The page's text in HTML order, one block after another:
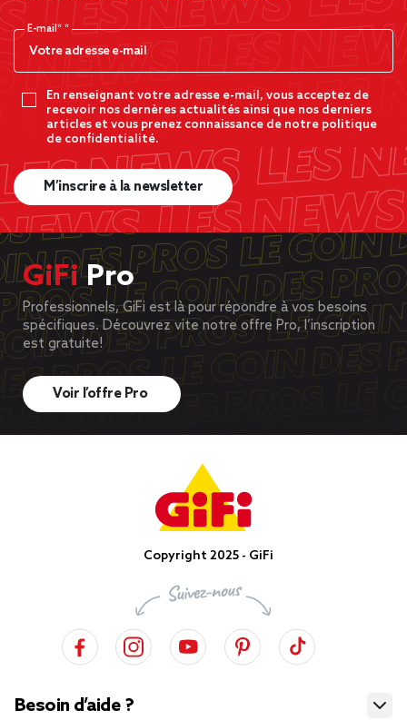
E-mail*
En renseignant votre adresse e-mail, vous acceptez de
recevoir nos dernères actualités ainsi que nos derniers
articles et vous prenez connaissance de notre politique
de confidentialité.
M’inscrire à la newsletter
GiFiPro
Professionnels, GiFi est là pour répondre à vos besoins
spécifiques. Découvrez vite notre offre Pro, l’inscription
est gratuite!
Voir l’offre Pro
Copyright 2025 - GiFi
Besoin d’aide ?